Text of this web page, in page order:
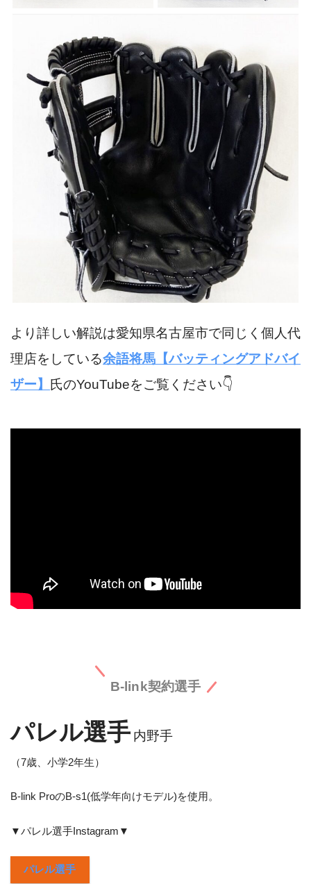
より詳しい解説は愛知県名古屋市で同じく個人代
理店をしている余語将馬【バッティングアドバイ
ザー】 氏のYouTubeをご覧ください👇
B-link契約選手
パレル選手 内野手
（7歳、小学2年生）
B-link ProのB-s1(低学年向けモデル)を使用。
▼パレル選手Instagram▼
パレル選手